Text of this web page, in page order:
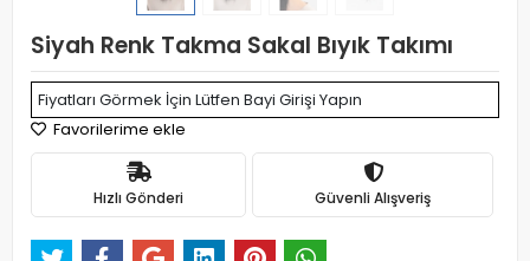
Siyah Renk Takma Sakal Bıyık Takımı
Fiyatları Görmek İçin Lütfen Bayi Girişi Yapın
Favorilerime ekle
Hızlı Gönderi Güvenli Alışveriş